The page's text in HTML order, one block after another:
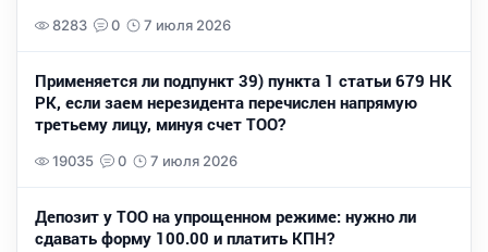
8283 0 7 июля 2026
Применяется ли подпункт 39) пункта 1 статьи 679 НК
РК, если заем нерезидента перечислен напрямую
третьему лицу, минуя счет ТОО?
19035 0 7 июля 2026
Депозит у ТОО на упрощенном режиме: нужно ли
сдавать форму 100.00 и платить КПН?